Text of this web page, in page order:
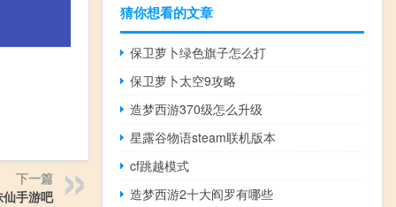
下一篇
手游吧
猜你想看的文章
保卫萝卜绿色旗子怎么打
保卫萝卜太空9攻略
造梦西游370级怎么升级
星露谷物语steam联机版本
cf跳越模式
造梦西游2十大阎罗有哪些